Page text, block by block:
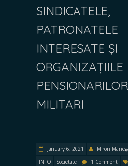
SINDICATELE,
PATRONATELE
INTERESATE ȘI
ORGANIZAȚIILE
MILITARI
January 6, 2021 Miron
INFO
Societate 1 Comment